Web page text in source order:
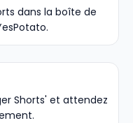
dans la boîte de
Shorts' et attendez